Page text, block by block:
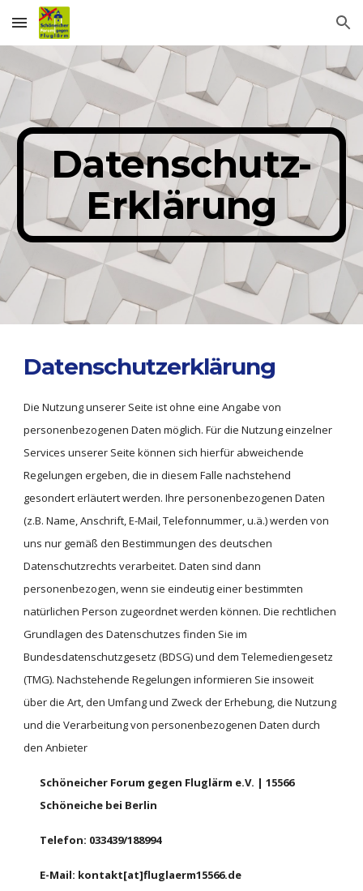
Skip to main content Skip to navigation
Datenschutz-
Erklärung
Datenschutzerklärung
Die Nutzung unserer Seite ist ohne eine Angabe von
personenbezogenen Daten möglich. Für die Nutzung einzelner
Services unserer Seite können sich hierfür abweichende
Regelungen ergeben, die in diesem Falle nachstehend
gesondert erläutert werden. Ihre personenbezogenen Daten
(z.B. Name, Anschrift, E-Mail, Telefonnummer, u.ä.) werden von
uns nur gemäß den Bestimmungen des deutschen
Datenschutzrechts verarbeitet. Daten sind dann
personenbezogen, wenn sie eindeutig einer bestimmten
natürlichen Person zugeordnet werden können. Die rechtlichen
Grundlagen des Datenschutzes finden Sie im
Bundesdatenschutzgesetz (BDSG) und dem Telemediengesetz
(TMG). Nachstehende Regelungen informieren Sie insoweit
über die Art, den Umfang und Zweck der Erhebung, die Nutzung
und die Verarbeitung von personenbezogenen Daten durch
den Anbieter
Schöneicher Forum gegen Fluglärm e.V. | 15566
Schöneiche bei Berlin
Telefon: 033439/188994
E-Mail: kontakt[at]fluglaerm15566.de